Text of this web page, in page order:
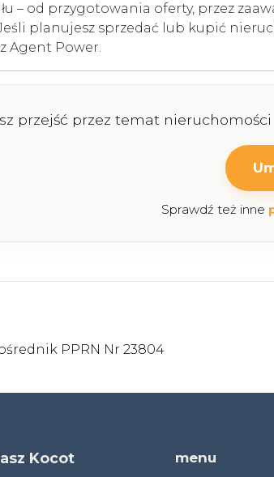
– od przygotowania oferty, przez
planujesz sprzedać lub kupić
Agent Power.
przejść przez temat
Sprawdź też inne
PPRN Nr 23804
Kocot menu